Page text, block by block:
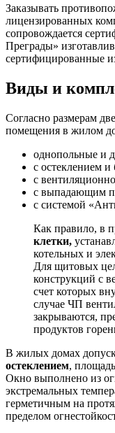
Заказывать
лицензированных
сопровождается
Преграды»
сертифицированные
Виды и
Согласно размерам
помещения в жилом
однопольные и
с остеклением и
с
с выпадающим
с системой
Как правило, в
клетки,
котельных и
Для щитовых
конструкций с
счет которых
случае ЧП
закрываются,
продуктов
В жилых домах
остеклением,
Окно выполнено из
экстремальных
герметичным на
пределом